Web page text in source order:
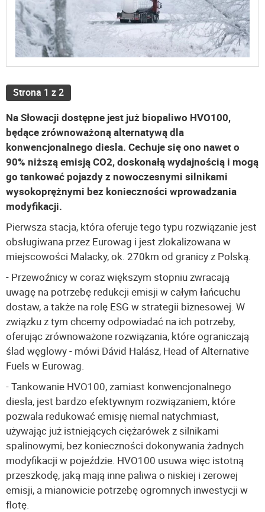
Strona 1 z 2
Na Słowacji dostępne jest już biopaliwo HVO100,
będące zrównoważoną alternatywą dla
konwencjonalnego diesla. Cechuje się ono nawet o
90% niższą emisją CO2, doskonałą wydajnością i mogą
go tankować pojazdy z nowoczesnymi silnikami
wysokoprężnymi bez konieczności wprowadzania
modyfikacji.
Pierwsza stacja, która oferuje tego typu rozwiązanie jest
obsługiwana przez Eurowag i jest zlokalizowana w
miejscowości Malacky, ok. 270km od granicy z Polską.
- Przewoźnicy w coraz większym stopniu zwracają
uwagę na potrzebę redukcji emisji w całym łańcuchu
dostaw, a także na rolę ESG w strategii biznesowej. W
związku z tym chcemy odpowiadać na ich potrzeby,
oferując zrównoważone rozwiązania, które ograniczają
ślad węglowy - mówi Dávid Halász, Head of Alternative
Fuels w Eurowag.
- Tankowanie HVO100, zamiast konwencjonalnego
diesla, jest bardzo efektywnym rozwiązaniem, które
pozwala redukować emisję niemal natychmiast,
używając już istniejących ciężarówek z silnikami
spalinowymi, bez konieczności dokonywania żadnych
modyfikacji w pojeździe. HVO100 usuwa więc istotną
przeszkodę, jaką mają inne paliwa o niskiej i zerowej
emisji, a mianowicie potrzebę ogromnych inwestycji w
flotę.